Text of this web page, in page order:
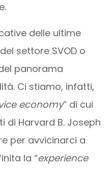
delle ultime
settore SVOD o
panorama
Ci stiamo, infatti,
economy” di cui
di Harvard B. Joseph
per avvicinarci a
la “experience